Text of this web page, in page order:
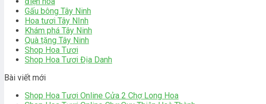
Gấu bông Tây Ninh
Hoa tươi Tây NInh
Khám phá Tây Ninh
Quà tặng Tây Ninh
Shop Hoa Tươi
Shop Hoa Tươi Địa Danh
Bài viết mới
Shop Hoa Tươi Online Cửa 2 Chợ Long Hoa